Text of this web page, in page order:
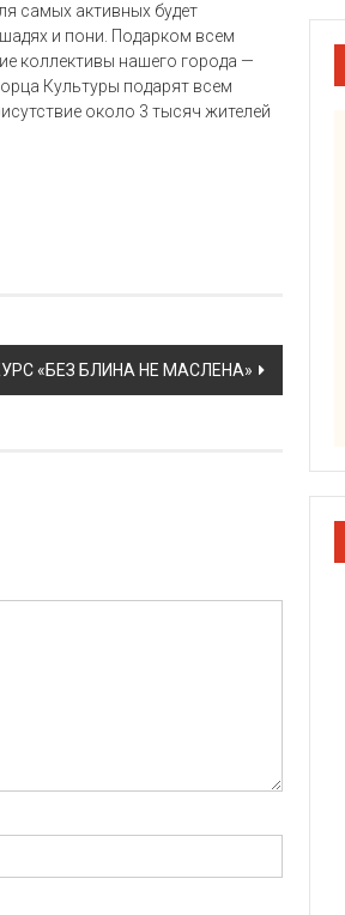
самых активных будет
и пони. Подарком всем
коллективы нашего города —
Культуры подарят всем
около 3 тысяч жителей
«БЕЗ БЛИНА НЕ МАСЛЕНА»